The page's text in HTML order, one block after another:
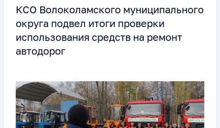
КСО Волоколамского муниципального
округа подвел итоги проверки
использования средств на ремонт
автодорог